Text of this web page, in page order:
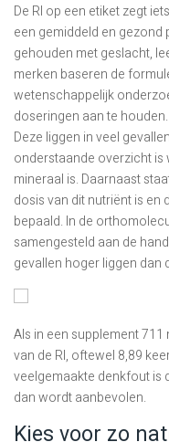
De RI op een etiket zegt
een gemiddeld en gezond
gehouden met geslacht,
merken baseren de
wetenschappelijk
doseringen aan te
Deze liggen in veel
onderstaande overzicht is
mineraal is. Daarnaast
dosis van dit nutriënt is en
bepaald. In de
samengesteld aan de
gevallen hoger liggen dan
Als in een supplement
van de RI, oftewel 8,89
veelgemaakte denkfout is
dan wordt aanbevolen.
Kies voor zo